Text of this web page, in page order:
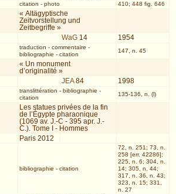
citation - photo 410; 448 fig. 646
« Altägyptische
Zeitvorstellung und
Zeitbegriffe »
WaG 14 1954
traduction - commentaire -
bibliographie - citation
147, n. 45
« Un monument
d’originalité »
JEA84 1998
translittération - bibliographie -
citation
135-136, n. (l)
Les statues privées de la fin
de l’Égypte pharaonique
(1069 av. J.-C - 395 apr. J.-
C.). Tome I - Hommes
Paris 2012
bibliographie - citation
72, n. 251; 73, n.
258 [err. 42286];
225, n. 6; 304, n.
14; 305, n. 44;
317, n. 36, n. 43;
323, n. 15; 331,
n. 27